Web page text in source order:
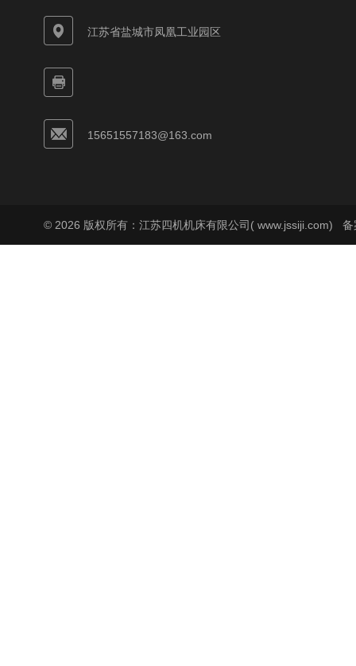
江苏省盐城市凤凰工业园区
15651557183@163.com
© 2026 版权所有：江苏四机机床有限公司( www.jssiji.com) 备